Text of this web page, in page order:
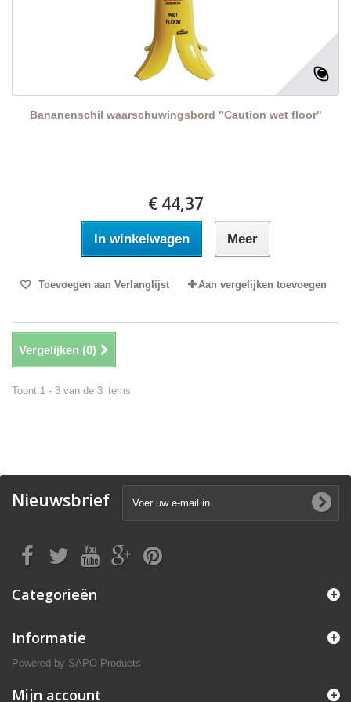
Bananenschil waarschuwingsbord "Caution wet floor"
€ 44,37
In winkelwagen Meer
Toevoegen aan Verlanglijst Aan vergelijken toevoegen
Vergelijken (0)
Toont 1 - 3 van de 3 items
Nieuwsbrief
Categorieën
Informatie
Powered by SAPO Products
Mijn account